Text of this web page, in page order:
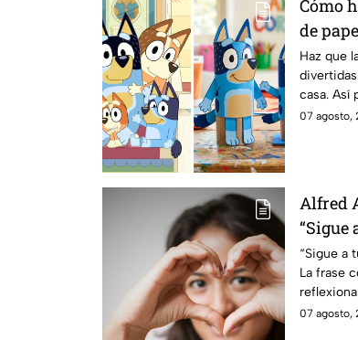
Cómo
de
Haz que
casa. Así
papel:
07 agosto,
Alfred
“Sigue
tu
“Sigue a
La frase
07 agosto,